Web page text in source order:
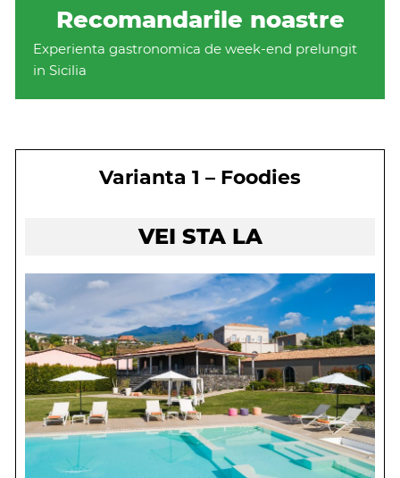
Recomandarile noastre
Experienta gastronomica de week-end prelungit
in Sicilia
Varianta 1 – Foodies
VEI STA LA